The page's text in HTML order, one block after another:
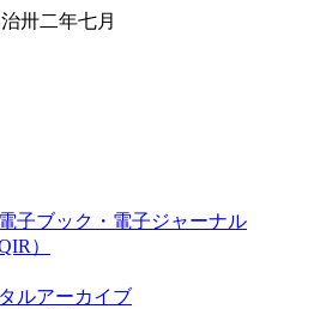
卅二年七月
子ブック・電子ジャーナル
）
ルアーカイブ